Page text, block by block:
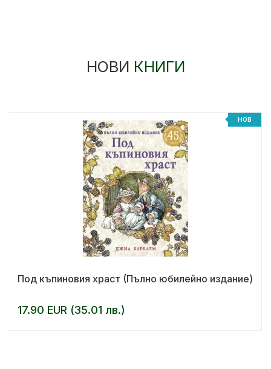
НОВИ КНИГИ
НОВ
Под къпиновия храст (Пълно юбилейно издание)
17.90 EUR (35.01 лв.)